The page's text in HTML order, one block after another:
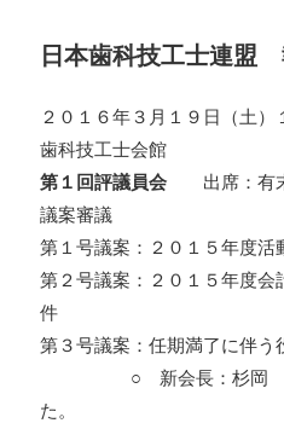
日本歯科技工士連盟
２０１６年３月１９日（土
歯科技工士会館
第１回評議員会 出席：有
議案審議
第１号議案：２０１５年度活
第２号議案：２０１５年度会
件
第３号議案：任期満了に伴う
○ 新会長：杉岡 範
た。